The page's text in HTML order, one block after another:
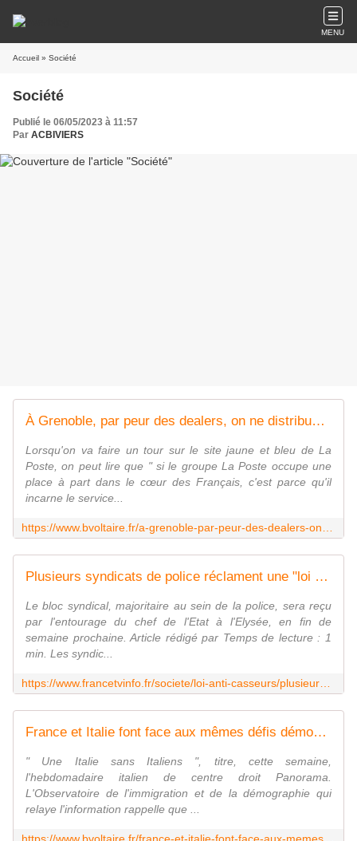
MENU
Accueil » Société
Société
Publié le 06/05/2023 à 11:57
Par ACBIVIERS
À Grenoble, par peur des dealers, on ne distribue plus le courrier ! - Boulevard Voltaire
Lorsqu'on va faire un tour sur le site jaune et bleu de La
Poste, on peut lire que " si le groupe La Poste occupe une
place à part dans le cœur des Français, c'est parce qu'il
incarne le service...
Plusieurs syndicats de police réclament une "loi anti-casseurs" à Emmanuel Macron, face à une "situation apocalyptique"
Le bloc syndical, majoritaire au sein de la police, sera reçu
par l'entourage du chef de l'Etat à l'Elysée, en fin de
semaine prochaine. Article rédigé par Temps de lecture : 1
min. Les syndic...
France et Italie font face aux mêmes défis démographique et migratoire - Boulevard Voltaire
" Une Italie sans Italiens ", titre, cette semaine,
l'hebdomadaire italien de centre droit Panorama.
L'Observatoire de l'immigration et de la démographie qui
relaye l'information rappelle que ...